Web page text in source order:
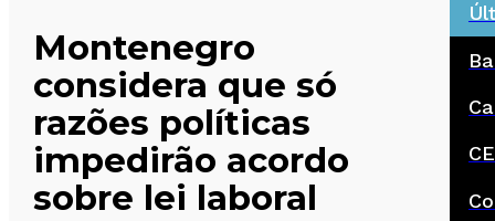
Montenegro
considera que só
razões políticas
impedirão acordo
sobre lei laboral